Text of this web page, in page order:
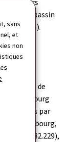
sans
et
non
auteurs
du bassin
0-100).
(indice de
Luxembourg
positions par
du Luxembourg,
11
(82.229),